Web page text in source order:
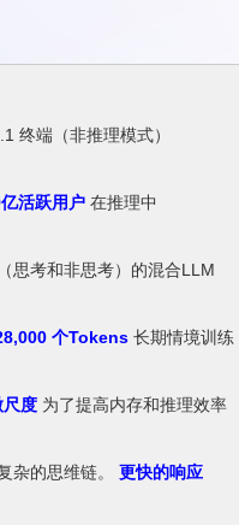
终端（非推理模式）
活跃用户 在推理中
思考和非思考）的混合LLM
个Tokens 长期情境训练
尺度 为了提高内存和推理效率
杂的思维链。 更快的响应